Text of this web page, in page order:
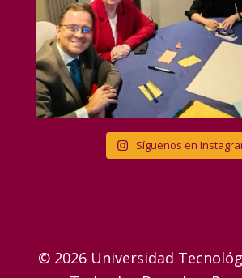
Síguenos en
© 2026 Universidad